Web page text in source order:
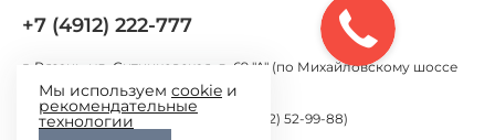
+7 (4912) 222-777
г. Рязань, ул. Ситниковская, д. 69 "А" (по Михайловскому шоссе
300 метров от Окружной дороги)
г. Рязань, ул. Большая, д.100 (+7 (4912) 52-99-88)
Мы используем cookie и
рекомендательные
технологии